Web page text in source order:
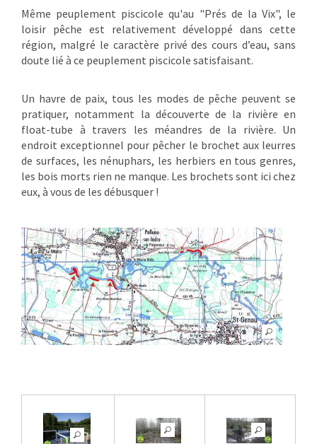
Même peuplement piscicole qu'au "Prés de la Vix", le
loisir pêche est relativement développé dans cette
région, malgré le caractère privé des cours d’eau, sans
doute lié à ce peuplement piscicole satisfaisant.
Un havre de paix, tous les modes de pêche peuvent se
pratiquer, notamment la découverte de la rivière en
float-tube à travers les méandres de la rivière. Un
endroit exceptionnel pour pêcher le brochet aux leurres
de surfaces, les nénuphars, les herbiers en tous genres,
les bois morts rien ne manque. Les brochets sont ici chez
eux, à vous de les débusquer !